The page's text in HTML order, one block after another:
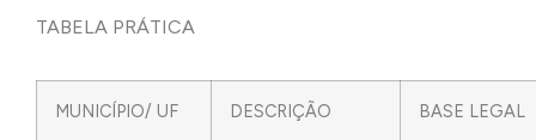
TABELA PRÁTICA
MUNICÍPIO/ UF DESCRIÇÃO BASE LEGAL